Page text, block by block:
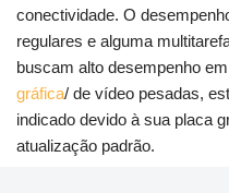
conectividade. O
regulares e alguma
buscam alto desempenho
gráfica/ de vídeo pesadas,
indicado devido à sua placa
atualização padrão.